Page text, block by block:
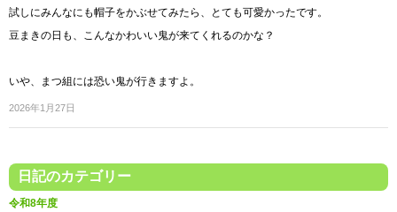
試しにみんなにも帽子をかぶせてみたら、とても可愛かったです。
豆まきの日も、こんなかわいい鬼が来てくれるのかな？
いや、まつ組には恐い鬼が行きますよ。
2026年1月27日
日記のカテゴリー
令和8年度